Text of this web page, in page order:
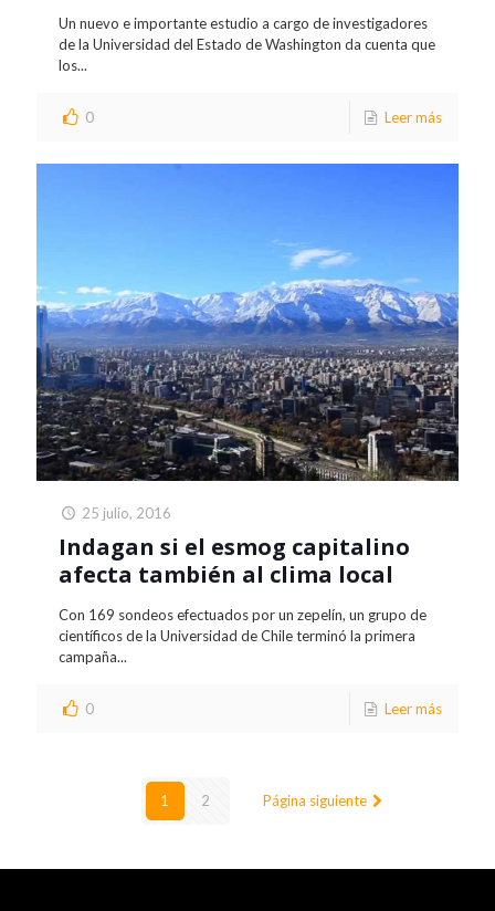
Un nuevo e importante estudio a cargo de investigadores
de la Universidad del Estado de Washington da cuenta que
los...
0 Leer más
25 julio, 2016
Indagan si el esmog capitalino
afecta también al clima local
Con 169 sondeos efectuados por un zepelín, un grupo de
científicos de la Universidad de Chile terminó la primera
campaña...
0 Leer más
1 2 Página siguiente